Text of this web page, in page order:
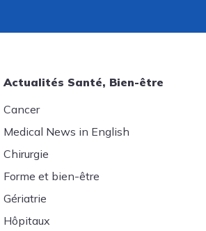
Actualités Santé, Bien-être
Cancer
Medical News in English
Chirurgie
Forme et bien-être
Gériatrie
Hôpitaux